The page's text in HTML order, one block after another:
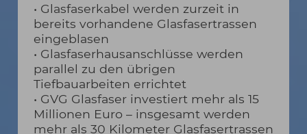
• Glasfaserkabel werden zurzeit in
bereits vorhandene Glasfasertrassen
eingeblasen
• Glasfaserhausanschlüsse werden
parallel zu den übrigen
Tiefbauarbeiten errichtet
• GVG Glasfaser investiert mehr als 15
Millionen Euro – insgesamt werden
mehr als 30 Kilometer Glasfasertrassen